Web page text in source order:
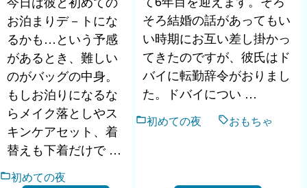
お泊まりデ－トにな
るかも…という予感
があるとき、難しい
のがバッグの中身。
もしお泊りになるな
らメイク落としやス
キンケアセット、着
替えも下着だけで …
初めての夜
そろ結婚の話があってもい
い時期にお互い差し掛かっ
てきたのですが、彼氏はド
バイに転勤辞令がおりまし
た。ドバイについ …
初めての夜 おもちゃ